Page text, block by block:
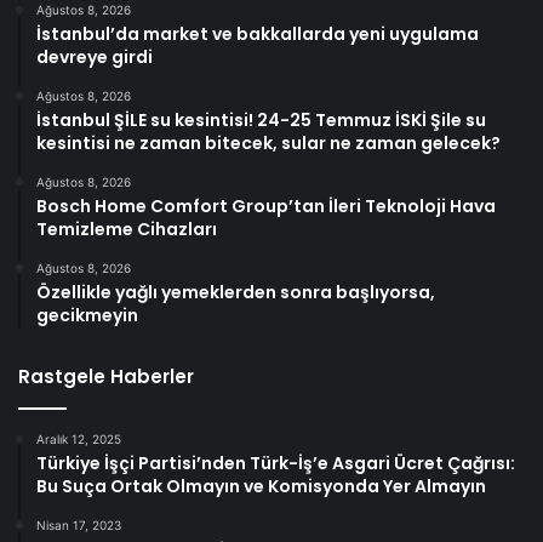
Ağustos 8, 2026
İstanbul’da market ve bakkallarda yeni uygulama
devreye girdi
Ağustos 8, 2026
İstanbul ŞİLE su kesintisi! 24-25 Temmuz İSKİ Şile su
kesintisi ne zaman bitecek, sular ne zaman gelecek?
Ağustos 8, 2026
Bosch Home Comfort Group’tan İleri Teknoloji Hava
Temizleme Cihazları
Ağustos 8, 2026
Özellikle yağlı yemeklerden sonra başlıyorsa,
gecikmeyin
Rastgele Haberler
Aralık 12, 2025
Türkiye İşçi Partisi’nden Türk-İş’e Asgari Ücret Çağrısı:
Bu Suça Ortak Olmayın ve Komisyonda Yer Almayın
Nisan 17, 2023